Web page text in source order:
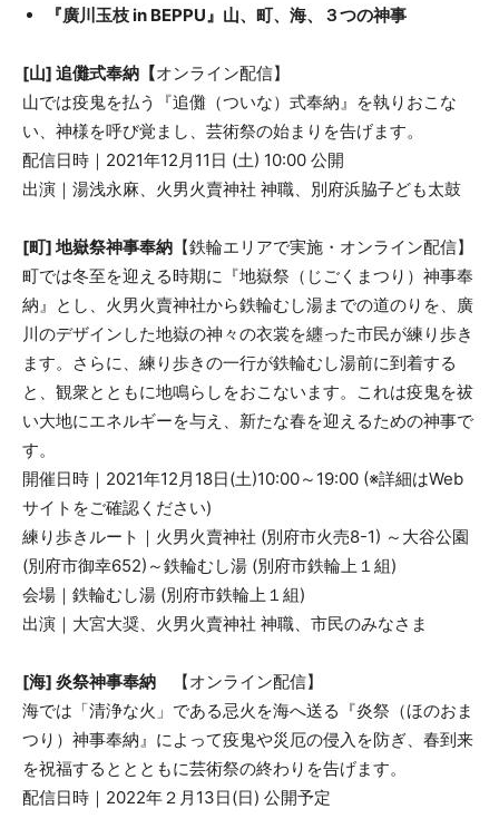
『廣川玉枝 in BEPPU』山、町、海、３つの神事
[山] 追儺式奉納【オンライン配信】
山では疫鬼を払う『追儺（ついな）式奉納』を執りおこな
い、神様を呼び覚まし、芸術祭の始まりを告げます。
配信日時｜2021年12月11日 (土) 10:00 公開
出演｜湯浅永麻、火男火賣神社 神職、別府浜脇子ども太鼓
[町] 地嶽祭神事奉納 【鉄輪エリアで実施・オンライン配信】
町では冬至を迎える時期に『地嶽祭（じごくまつり）神事奉
納』とし、火男火賣神社から鉄輪むし湯までの道のりを、廣
川のデザインした地嶽の神々の衣裳を纏った市民が練り歩き
ます。さらに、練り歩きの一行が鉄輪むし湯前に到着する
と、観衆とともに地鳴らしをおこないます。これは疫鬼を祓
い大地にエネルギーを与え、新たな春を迎えるための神事で
す。
開催日時｜2021年12月18日(土)10:00～19:00 (※詳細はWeb
サイトをご確認ください)
練り歩きルート｜火男火賣神社 (別府市火売8-1) ～大谷公園
(別府市御幸652)～鉄輪むし湯 (別府市鉄輪上１組)
会場｜鉄輪むし湯 (別府市鉄輪上１組)
出演｜大宮大奨、火男火賣神社 神職、市民のみなさま
[海] 炎祭神事奉納 【オンライン配信】
海では「清浄な火」である忌火を海へ送る『炎祭（ほのおま
つり）神事奉納』によって疫鬼や災厄の侵入を防ぎ、春到来
を祝福するととともに芸術祭の終わりを告げます。
配信日時｜2022年２月13日(日) 公開予定